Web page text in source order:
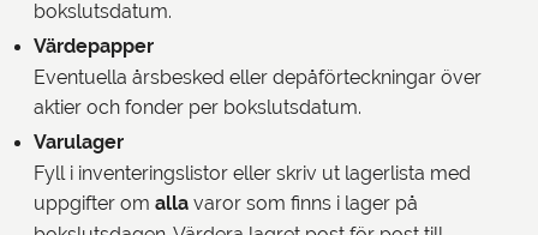
bokslutsdatum.
Värdepapper
Eventuella årsbesked eller depåförteckningar över
aktier och fonder per bokslutsdatum.
Varulager
Fyll i inventeringslistor eller skriv ut lagerlista med
uppgifter om alla varor som finns i lager på